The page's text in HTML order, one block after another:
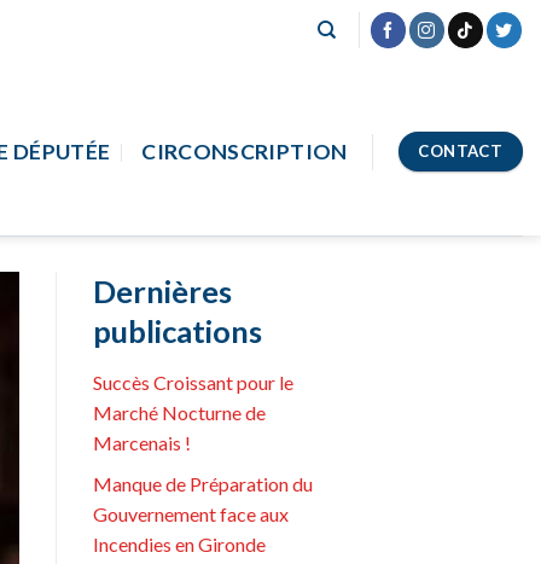
DÉPUTÉE CIRCONSCRIPTION CONTACT
Dernières
publications
Succès Croissant pour le
Marché Nocturne de
Marcenais !
Manque de Préparation du
Gouvernement face aux
Incendies en Gironde